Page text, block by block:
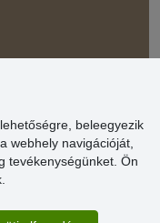
beleegyezik
webhely navigációját,
tevékenységünket. Ön